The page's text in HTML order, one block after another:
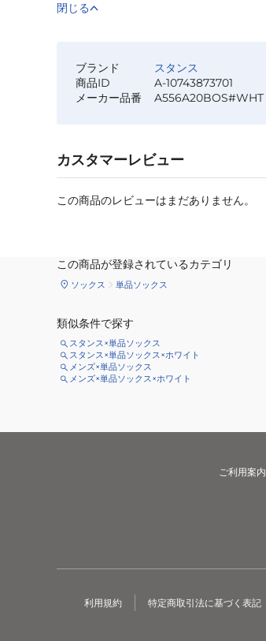
閉じる
ブランド
スタンス
商品ID
A-10743873701
メーカー品番
A556A20BOS#WHT
カスタマーレビュー
この商品のレビューはまだありません。
この商品が登録されているカテゴリ
ソックス 単品ソックス
類似条件で探す
スタンス×単品ソックス
スタンス×単品ソックス×ホワイト
メンズ×単品ソックス
メンズ×単品ソックス×ホワイト
ご利用案内
利用規約 特定商取引法に基づく表記